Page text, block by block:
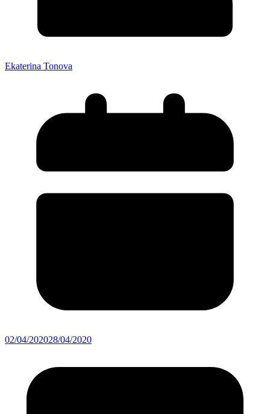
Ekaterina Tonova
02/04/202028/04/2020